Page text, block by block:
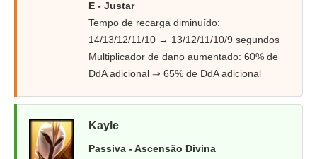
E - Justar
Tempo de recarga diminuído:
14/13/12/11/10 → 13/12/11/10/9 segundos
Multiplicador de dano aumentado: 60% de
DdA adicional ⇒ 65% de DdA adicional
Kayle
Passiva - Ascensão Divina